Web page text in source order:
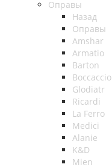
Оправы
Назад
Оправы
Amshar
Armatio
Barton
Boccaccio
Glodiatr
Ricardi
La Ferro
Medici
Alanie
K&D
Mien